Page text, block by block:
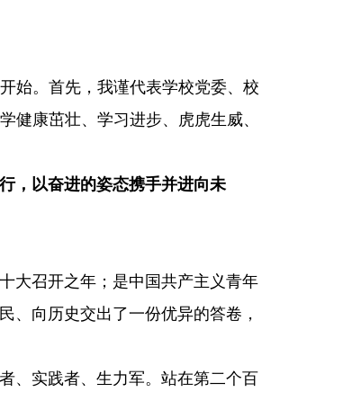
始。首先，我谨代表学校党委、校
健康茁壮、学习进步、虎虎生威、
，以奋进的姿态携手并进向未
大召开之年；是中国共产主义青年
、向历史交出了一份优异的答卷，
、实践者、生力军。站在第二个百